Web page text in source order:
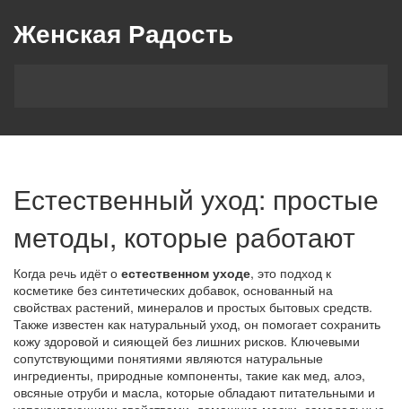
Женская Радость
Естественный уход: простые
методы, которые работают
Когда речь идёт о естественном уходе, это подход к
косметике без синтетических добавок, основанный на
свойствах растений, минералов и простых бытовых средств.
Также известен как натуральный уход, он помогает сохранить
кожу здоровой и сияющей без лишних рисков. Ключевыми
сопутствующими понятиями являются натуральные
ингредиенты, природные компоненты, такие как мед, алоэ,
овсяные отруби и масла, которые обладают питательными и